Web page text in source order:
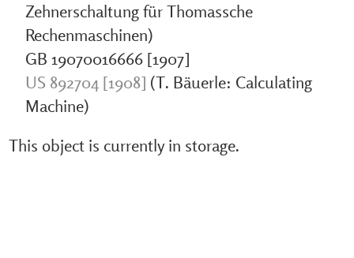
Zehnerschaltung für Thomassche
Rechenmaschinen)
GB 19070016666 [1907]
US 892704 [1908] (T. Bäuerle: Calculating
Machine)
This object is currently in storage.